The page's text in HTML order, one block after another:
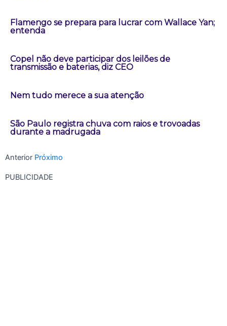
Flamengo se prepara para lucrar com Wallace Yan;
entenda
Copel não deve participar dos leilões de
transmissão e baterias, diz CEO
Nem tudo merece a sua atenção
São Paulo registra chuva com raios e trovoadas
durante a madrugada
Anterior Próximo
PUBLICIDADE